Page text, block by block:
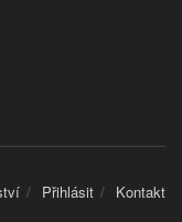
Přihlásit Kontakt